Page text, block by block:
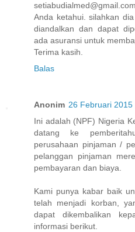
Anda ketahui. silahkan
diandalkan dan dapat
ada asuransi untuk
Terima kasih.
Balas
Anonim 26 Februari 2015
Ini adalah (NPF) Nigeria
datang ke
perusahaan pinjaman /
pelanggan pinjaman
pembayaran dan biaya.
Kami punya kabar baik
telah menjadi korban,
dapat dikembalikan
informasi berikut.